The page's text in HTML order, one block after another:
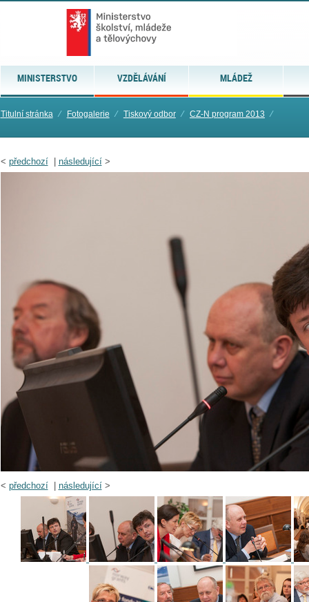
MINISTERSTVO VZDĚLÁVÁNÍ MLÁDEŽ
Titulní stránka ⁄ Fotogalerie ⁄ Tiskový odbor ⁄ CZ-N program 2013 ⁄
< předchozí| následující>
< předchozí| následující>